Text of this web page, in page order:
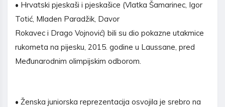
• Hrvatski pjeskaši i pjeskašice (Vlatka Šamarinec, Igor
Totić, Mladen Paradžik, Davor
Rokavec i Drago Vojnović) bili su dio pokazne utakmice
rukometa na pijesku, 2015. godine u Laussane, pred
Međunarodnim olimpijskim odborom.
• Ženska juniorska reprezentacija osvojila je srebro na